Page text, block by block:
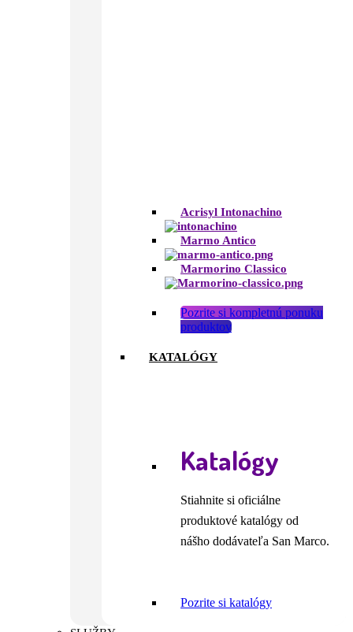
Acrisyl Intonachino
Marmo Antico
Marmorino Classico
Pozrite si kompletnú ponuku
produktov
KATALÓGY
Katalógy
Stiahnite si oficiálne
produktové katalógy od
nášho dodávateľa San Marco.
Pozrite si katalógy